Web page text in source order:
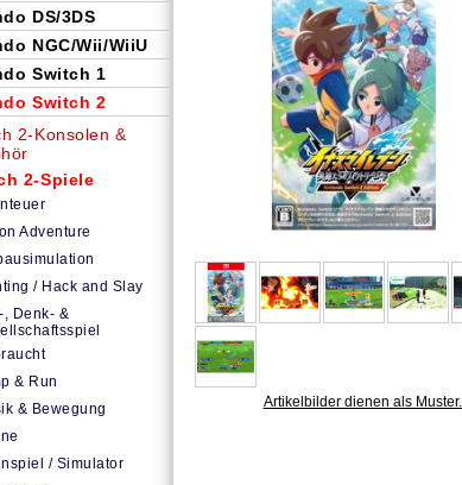
Artikelbilder dienen als
DS/3DS
NGC/Wii/WiiU
Switch 1
Switch 2
2-Konsolen &
2-Spiele
Adventure
/ Hack and Slay
, Denk- &
& Run
& Bewegung
/ Simulator